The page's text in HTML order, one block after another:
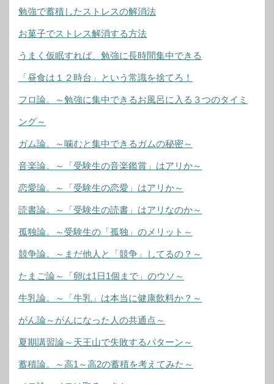
勉強で蓄積したストレスの解消法
お菓子でストレス解消する方法
うまく仮眠すれば、勉強に長時間集中できる
「昼食は１２時台」という常識を捨てろ！
フロ論。～勉強に集中できるお風呂に入る３つのタイミ
ング～
ガム論。～噛むと集中できるガムの秘密～
音楽論。～「受験生の音楽鑑賞」はアリか～
恋愛論。～「受験生の恋愛」はアリか～
読書論。～「受験生の読書」はアリなのか～
孤独論。～受験生の「孤独」のメリット～
競争論。～まだ他人と「競争」してるの？～
たまご論～「卵は1日1個まで」のウソ～
牛乳論。～「牛乳」は本当に健康飲料か？～
がん論～がんになった人の共通点～
夏期講習論～天王山で失敗するパターン～
蓄積論。～高1～高2の蓄積を考えてみた～